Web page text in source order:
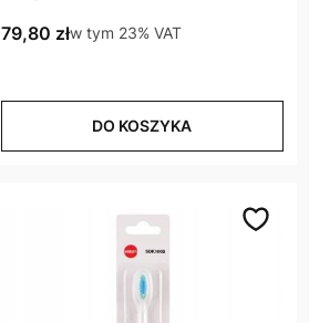
Cena brutto
79,80 złw tym %s VAT
w tym 23% VAT
DO KOSZYKA